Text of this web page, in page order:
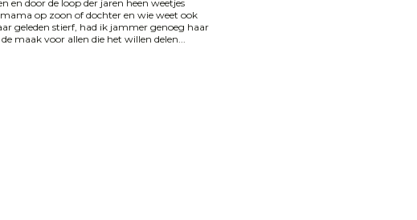
en door de loop der jaren heen weetjes
op zoon of dochter en wie weet ook
geleden stierf, had ik jammer genoeg haar
maak voor allen die het willen delen...